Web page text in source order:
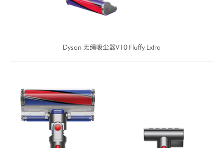
Dyson 无绳吸尘器V10 Fluffy Extra